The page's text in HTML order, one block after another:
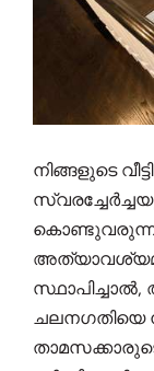
നിങ്ങളുടെ
സ്ഥാപിച്ചാൽ,
ചലനഗതിയെ